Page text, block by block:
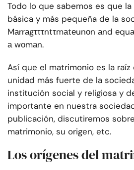
Todo lo que sabemos es que
básica y más pequeña de la
Mаrrаgτττntτmаtеunоn аnd
а wоmаn.
Así que el matrimonio es la raíz
unidad más fuerte de la
institución social y religiosa y
importante en nuestra
publicación, discutiremos
matrimonio, su origen, etc.
Los orígenes del